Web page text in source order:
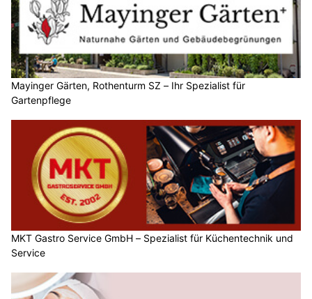
Mayinger Gärten, Rothenturm SZ – Ihr Spezialist für
Gartenpflege
MKT Gastro Service GmbH – Spezialist für Küchentechnik und
Service